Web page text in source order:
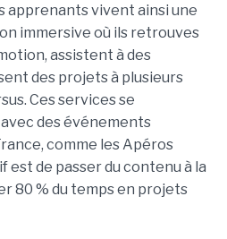
apprenants vivent ainsi une
immersive où ils retrouves
assistent à des
des projets à plusieurs
Ces services se
des événements
comme les Apéros
est de passer du contenu à la
80 % du temps en projets